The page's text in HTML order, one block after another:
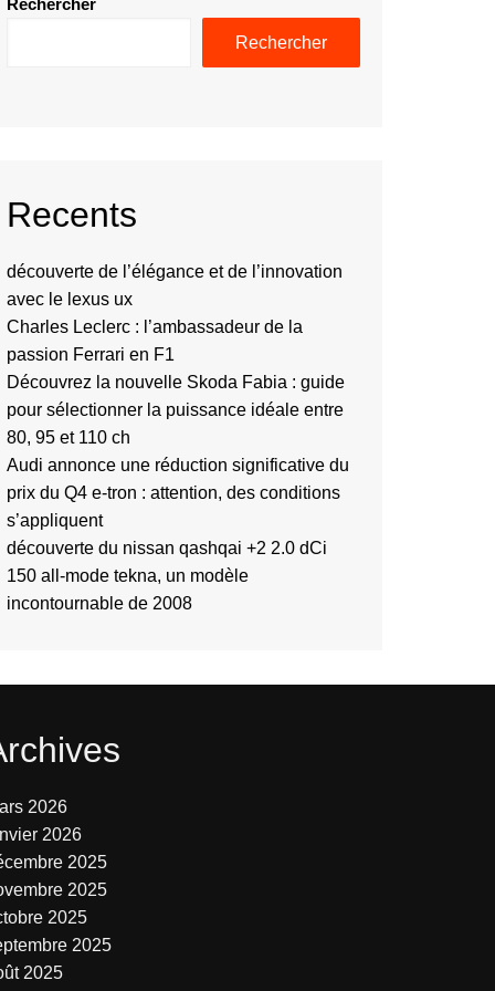
Rechercher
Rechercher
Recents
découverte de l’élégance et de l’innovation
avec le lexus ux
Charles Leclerc : l’ambassadeur de la
passion Ferrari en F1
Découvrez la nouvelle Skoda Fabia : guide
pour sélectionner la puissance idéale entre
80, 95 et 110 ch
Audi annonce une réduction significative du
prix du Q4 e-tron : attention, des conditions
s’appliquent
découverte du nissan qashqai +2 2.0 dCi
150 all-mode tekna, un modèle
incontournable de 2008
2026
2026
2025
2025
2025
2025
2025